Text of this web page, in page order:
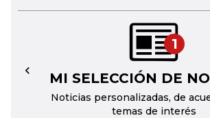
1
MI SELECCIÓN DE
Noticias personalizadas, de
temas de interés
←